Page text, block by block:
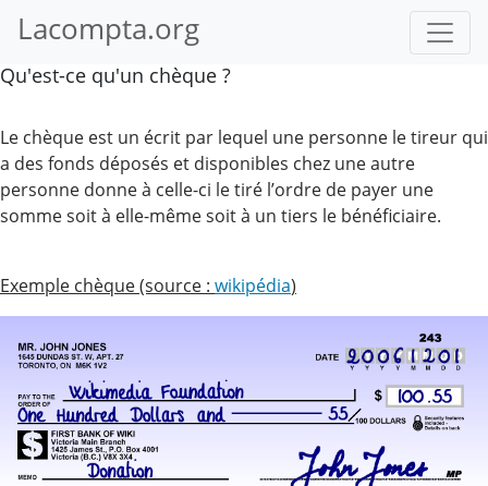
Lacompta.org
Qu'est-ce qu'un chèque ?
Le chèque est un écrit par lequel une personne le tireur qui
a des fonds déposés et disponibles chez une autre
personne donne à celle-ci le tiré l’ordre de payer une
somme soit à elle-même soit à un tiers le bénéficiaire.
Exemple chèque (source : wikipédia)